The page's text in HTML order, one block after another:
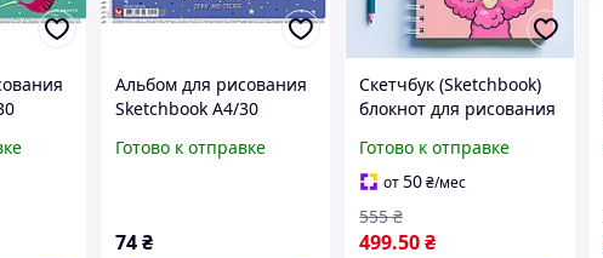
Альбом для рисования
Sketchbook А4/30
тиснение, на пружине
Готово к отправке
74₴
Скетчбук (Sketchbook)
блокнот для рисования
«Оригинальные идеи
(розовый)»
Готово к отправке
от50₴/мес
499.50₴
555 ₴